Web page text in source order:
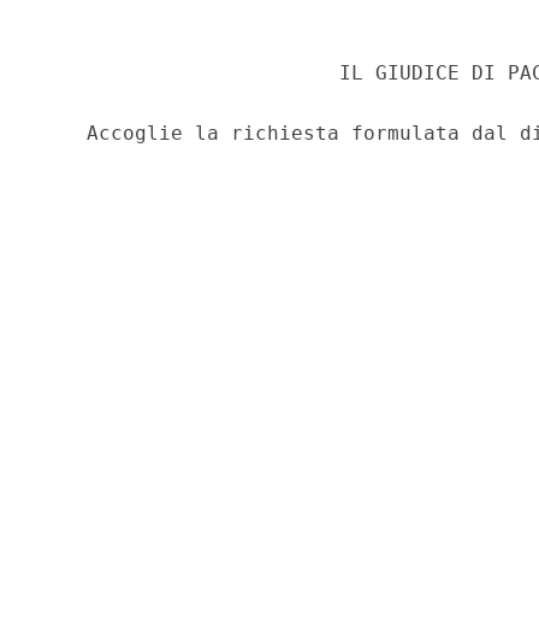
IL GIUDICE DI